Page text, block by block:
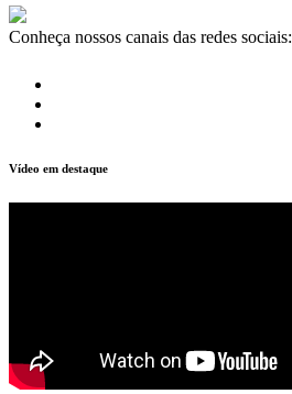
Conheça nossos canais das redes sociais:
Vídeo em destaque